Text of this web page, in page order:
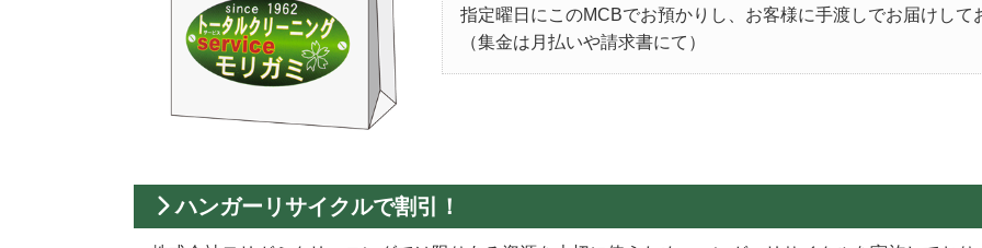
指定曜日にこのMCBでお預かりし、お客様に手渡しでお届けして
（集金は月払いや請求書にて）
ハンガーリサイクルで割引！